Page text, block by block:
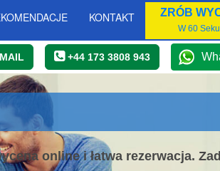
KONTAKT ZRÓB
W 60
+44 173 3808 943
online i łatwa rezerwacja.